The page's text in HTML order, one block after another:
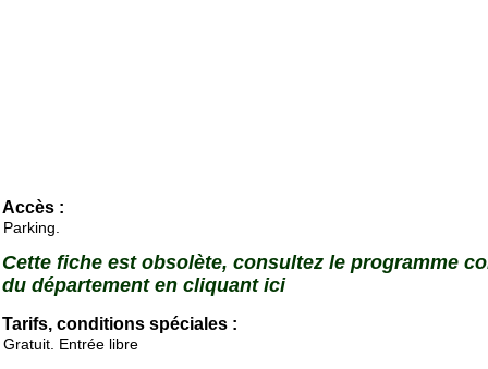
Accès :
Parking.
Cette fiche est obsolète, consultez le programme
du département en cliquant ici
Tarifs, conditions spéciales :
Gratuit. Entrée libre